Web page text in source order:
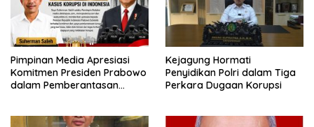
Pimpinan Media Apresiasi
Komitmen Presiden Prabowo
dalam Pemberantasan
Kejagung Hormati
Penyidikan Polri dalam Tiga
Perkara Dugaan Korupsi